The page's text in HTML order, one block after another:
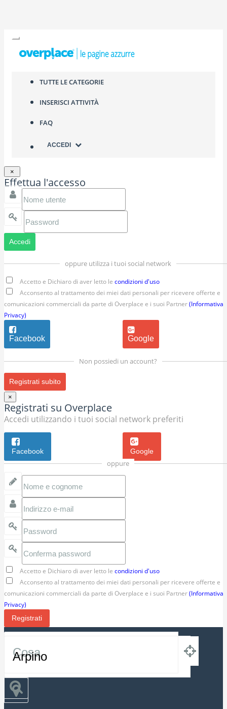
TUTTE LE CATEGORIE
INSERISCI ATTIVITÀ
FAQ
ACCEDI
×
Effettua l'accesso
Accedi
oppure utilizza i tuoi social network
Accetto e Dichiaro di aver letto le condizioni d'uso
Acconsento al trattamento dei miei dati personali per ricevere offerte e
comunicazioni commerciali da parte di Overplace e i suoi Partner(Informativa
Privacy)
Facebook Google
Non possiedi un account?
Registrati subito
×
Registrati su Overplace
Accedi utilizzando i tuoi social network preferiti
Facebook Google
oppure
Accetto e Dichiaro di aver letto le condizioni d'uso
Acconsento al trattamento dei miei dati personali per ricevere offerte e
comunicazioni commerciali da parte di Overplace e i suoi Partner(Informativa
Privacy)
Registrati